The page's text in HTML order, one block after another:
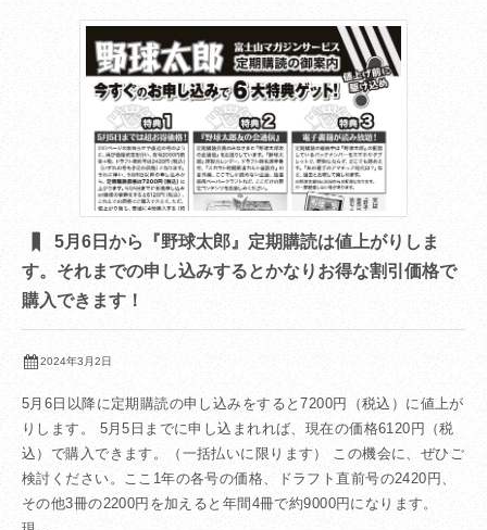
5月6日から『野球太郎』定期購読は値上がりしま
す。それまでの申し込みするとかなりお得な割引価格で
購入できます！
2024年3月2日
5月6日以降に定期購読の申し込みをすると7200円（税込）に値上が
りします。 5月5日までに申し込まれれば、現在の価格6120円（税
込）で購入できます。（一括払いに限ります） この機会に、ぜひご
検討ください。ここ1年の各号の価格、ドラフト直前号の2420円、
その他3冊の2200円を加えると年間4冊で約9000円になります。